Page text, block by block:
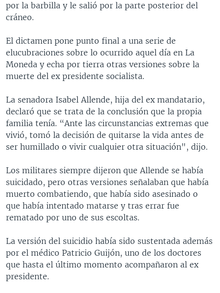
DEPORTES
AUDIOS
FORO INTERAMERICANO
LAS CLAVES
PANORAMA
AVANCE INFORMATIVO
BUENOS DÍAS AMÉRICA
ESTADOS UNIDOS AL DÍA
EL MUNDO AL DÍA [RADIO]
FORO [RADIO]
DEPORTIVO INTERNACIONAL
NOTA ECONÓMICA
DIRECT
Learning English
Idiomas
por la barbilla y le salió por la parte posterior del
cráneo.
El dictamen pone punto final a una serie de
elucubraciones sobre lo ocurrido aquel día en La
Moneda y echa por tierra otras versiones sobre la
muerte del ex presidente socialista.
La senadora Isabel Allende, hija del ex mandatario,
declaró que se trata de la conclusión que la propia
familia tenía. “Ante las circunstancias extremas que
vivió, tomó la decisión de quitarse la vida antes de
ser humillado o vivir cualquier otra situación", dijo.
Los militares siempre dijeron que Allende se había
suicidado, pero otras versiones señalaban que había
muerto combatiendo, que había sido asesinado o
que había intentado matarse y tras errar fue
rematado por uno de sus escoltas.
La versión del suicidio había sido sustentada además
por el médico Patricio Guijón, uno de los doctores
que hasta el último momento acompañaron al ex
presidente.